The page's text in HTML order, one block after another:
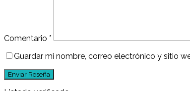
Comentario *
Guardar mi nombre, correo electrónico y sitio